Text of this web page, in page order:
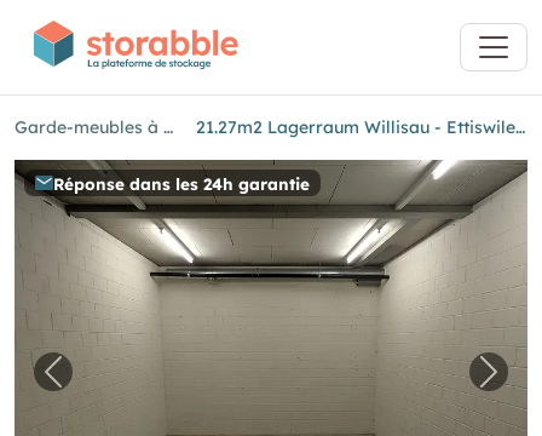
Garde-meubles à Willisau 21.27m2 Lagerraum Willisau - Ettiswilerstrasse 12/14
Réponse dans les 24h garantie
Image précédente pour "21.27m2